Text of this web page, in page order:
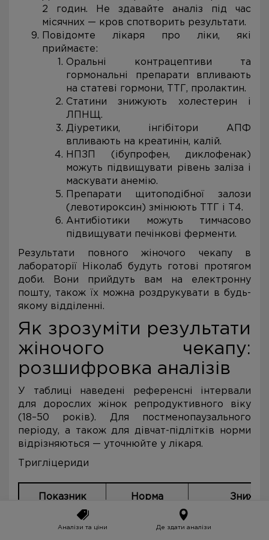
2 годин. Не здавайте аналіз під час
місячних — кров спотворить результати.
Повідомте лікаря про ліки, які
приймаєте:
Оральні контрацептиви та
гормональні препарати впливають
на статеві гормони, ТТГ, пролактин.
Статини знижують холестерин і
ЛПНЩ.
Діуретики, інгібітори АПФ
впливають на креатинін, калій.
НПЗП (ібупрофен, диклофенак)
можуть підвищувати рівень заліза і
маскувати анемію.
Препарати щитоподібної залози
(левотироксин) змінюють ТТГ і Т4.
Антибіотики можуть тимчасово
підвищувати печінкові ферменти.
Результати повного жіночого чекапу в
лабораторії Ніколаб будуть готові протягом
доби. Вони прийдуть вам на електронну
пошту, також їх можна роздрукувати в будь-
якому відділенні.
Як зрозуміти результати
жіночого чекапу:
розшифровка аналізів
У таблиці наведені референсні інтервали
для дорослих жінок репродуктивного віку
(18–50 років). Для постменопаузального
періоду, а також для дівчат-підлітків норми
відрізняються — уточнюйте у лікаря.
Тригліцериди
Показник
Норма
Аналізи та ціни Де здати аналізи